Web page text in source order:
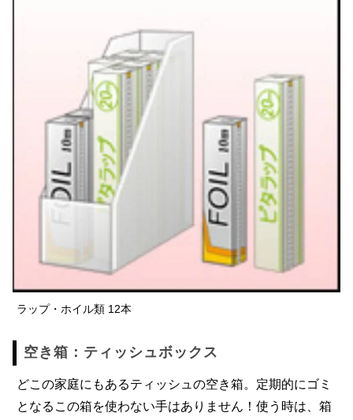
ラップ・ホイル類 12本
空き箱：ティッシュボックス
どこの家庭にもあるティッシュの空き箱。定期的にゴミ
となるこの箱を使わない手はありません！使う時は、箱